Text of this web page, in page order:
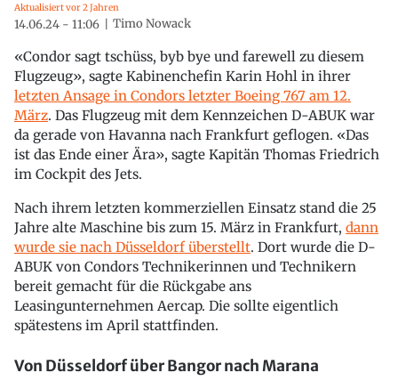
Aktualisiert vor 2 Jahren
14.06.24 - 11:06 Timo Nowack
«Condor sagt tschüss, byb bye und farewell zu diesem
Flugzeug», sagte Kabinenchefin Karin Hohl in ihrer
letzten Ansage in Condors letzter Boeing 767 am 12.
März. Das Flugzeug mit dem Kennzeichen D-ABUK war
da gerade von Havanna nach Frankfurt geflogen. «Das
ist das Ende einer Ära», sagte Kapitän Thomas Friedrich
im Cockpit des Jets.
Nach ihrem letzten kommerziellen Einsatz stand die 25
Jahre alte Maschine bis zum 15. März in Frankfurt, dann
wurde sie nach Düsseldorf überstellt. Dort wurde die D-
ABUK von Condors Technikerinnen und Technikern
bereit gemacht für die Rückgabe ans
Leasingunternehmen Aercap. Die sollte eigentlich
spätestens im April stattfinden.
Von Düsseldorf über Bangor nach Marana